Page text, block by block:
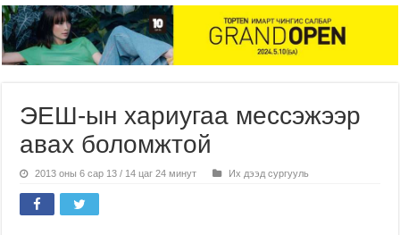
ЭЕШ-ын хариугаа мессэжээр
авах боломжтой
2013 оны 6 сар 13 / 14 цаг 24 минут Их дээд сургууль